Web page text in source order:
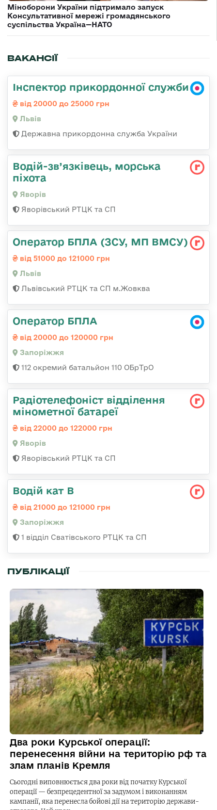
Міноборони України підтримало запуск
Консультативної мережі громадянського
суспільства Україна—НАТО
ВАКАНСІЇ
Інспектор прикордонної служби
від 20000 до 25000 грн
Львів
Державна прикордонна служба України
Водій-зв’язківець, морська
піхота
Яворів
Яворівський РТЦК та СП
Оператор БПЛА (ЗСУ, МП ВМСУ)
від 51000 до 121000 грн
Львів
Львівський РТЦК та СП м.Жовква
Оператор БПЛА
від 20000 до 120000 грн
Запоріжжя
112 окремий батальйон 110 ОБрТрО
Радіотелефоніст відділення
мінометної батареї
від 22000 до 122000 грн
Яворів
Яворівський РТЦК та СП
Водій кат В
від 21000 до 121000 грн
Запоріжжя
1 відділ Сватівського РТЦК та СП
ПУБЛІКАЦІЇ
Два роки Курської операції:
перенесення війни на територію рф та
злам планів Кремля
Сьогодні виповнюється два роки від початку Курської
операції — безпрецедентної за задумом і виконанням
кампанії, яка перенесла бойові дії на територію держави-